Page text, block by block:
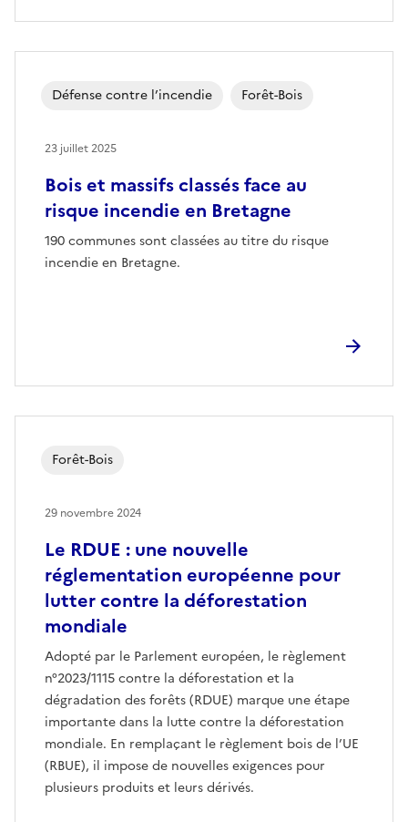
Bois et massifs classés face au
risque incendie en Bretagne
190 communes sont classées au titre du risque
incendie en Bretagne.
Défense contre l’incendie Forêt-Bois
23 juillet 2025
Le RDUE : une nouvelle
réglementation européenne pour
lutter contre la déforestation
mondiale
Adopté par le Parlement européen, le règlement
n°2023/1115 contre la déforestation et la
dégradation des forêts (RDUE) marque une étape
importante dans la lutte contre la déforestation
mondiale. En remplaçant le règlement bois de l’UE
(RBUE), il impose de nouvelles exigences pour
plusieurs produits et leurs dérivés.
Forêt-Bois
29 novembre 2024